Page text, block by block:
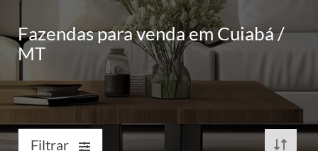
Fazendas para venda em Cuiabá /
MT
Filtrar